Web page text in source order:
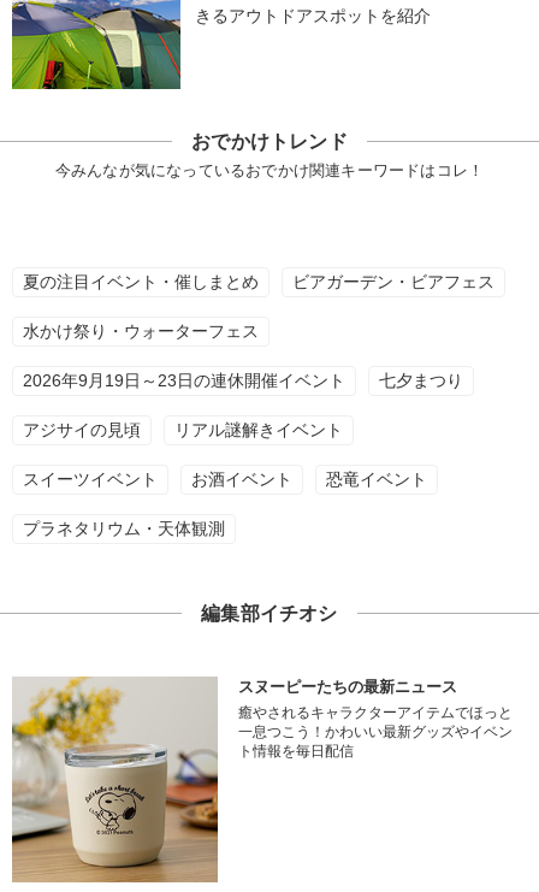
きるアウトドアスポットを紹介
おでかけトレンド
今みんなが気になっているおでかけ関連キーワードはコレ！
夏の注目イベント・催しまとめ ビアガーデン・ビアフェス
水かけ祭り・ウォーターフェス
2026年9月19日～23日の連休開催イベント 七夕まつり
アジサイの見頃 リアル謎解きイベント
スイーツイベント お酒イベント 恐竜イベント
プラネタリウム・天体観測
編集部イチオシ
スヌーピーたちの最新ニュース
癒やされるキャラクターアイテムでほっと
一息つこう！かわいい最新グッズやイベン
ト情報を毎日配信